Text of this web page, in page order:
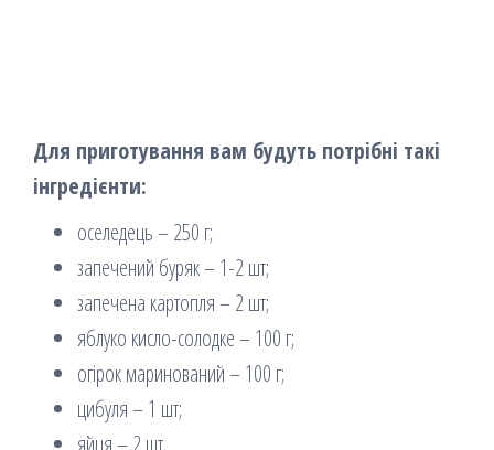
Для приготування вам будуть потрібні такі
інгредієнти:
оселедець – 250 г;
запечений буряк – 1-2 шт;
запечена картопля – 2 шт;
яблуко кисло-солодке – 100 г;
огірок маринований – 100 г;
цибуля – 1 шт;
яйця – 2 шт.